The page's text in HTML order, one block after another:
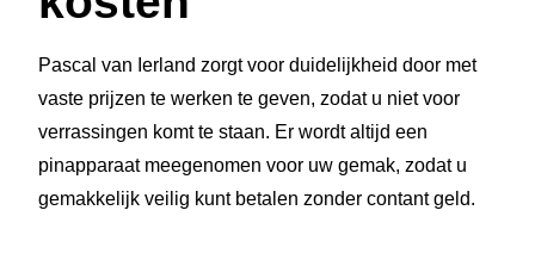
Pascal van Ierland zorgt voor duidelijkheid door met
vaste prijzen te werken te geven, zodat u niet voor
verrassingen komt te staan. Er wordt altijd een
pinapparaat meegenomen voor uw gemak, zodat u
gemakkelijk veilig kunt betalen zonder contant geld.